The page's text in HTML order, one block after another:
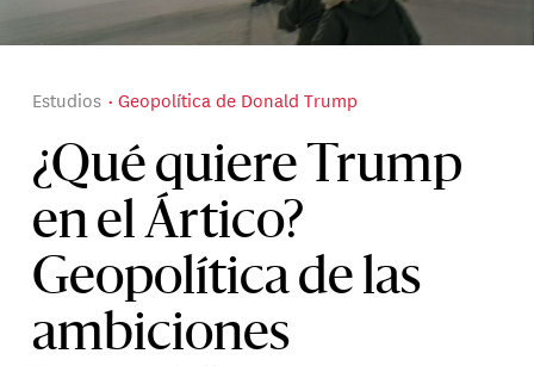
¿Qué quiere Trump
en el Ártico?
Geopolítica de las
ambiciones
Estudios Geopolítica de Donald Trump